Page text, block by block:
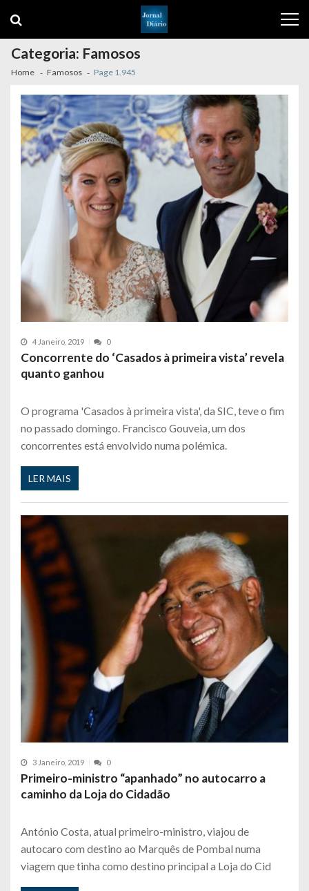
navigation
content
Categoria: Famosos
Home Famosos Page 1.945
4 Janeiro, 2019 0
Concorrente do ‘Casados à primeira vista’ revela
quanto ganhou
O programa 'Casados à primeira vista', da SIC, teve o fim
no passado domingo. Francisco Gouveia, um dos
concorrentes está envolvido numa polémica.
LER MAIS
3 Janeiro, 2019 0
Primeiro-ministro “apanhado” no autocarro a
caminho da Loja do Cidadão
António Costa, atual primeiro-ministro, viajou de
autocaro com destino ao Marquês de Pombal numa
viagem que tinha como destino principal a Loja do Cid